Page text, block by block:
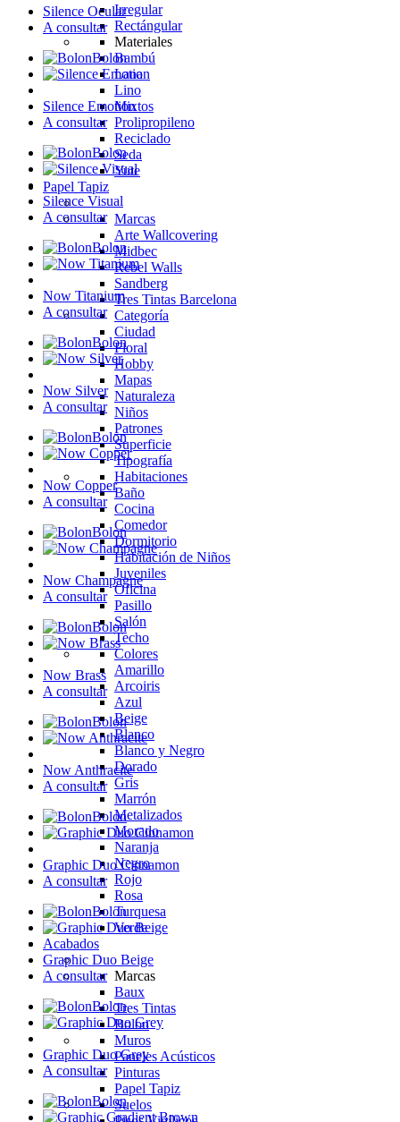
Irregular
Rectángular
Materiales
Bambú
Lana
Lino
Mixtos
Prolipropileno
Reciclado
Seda
Yute
Papel Tapiz
Marcas
Arte Wallcovering
Midbec
Rebel Walls
Sandberg
Tres Tintas Barcelona
Categoría
Ciudad
Floral
Hobby
Mapas
Naturaleza
Niños
Patrones
Superficie
Tipografía
Habitaciones
Baño
Cocina
Comedor
Dormitorio
Habitación de Niños
Juveniles
Oficina
Pasillo
Salón
Techo
Colores
Amarillo
Arcoiris
Azul
Beige
Blanco
Blanco y Negro
Dorado
Gris
Marrón
Metalizados
Morado
Naranja
Negro
Rojo
Rosa
Turquesa
Verde
Acabados
Marcas
Baux
Tres Tintas
Bolon
Muros
Paneles Acústicos
Pinturas
Papel Tapiz
Suelos
Silence Ocular
A consultar
Bolon
Silence Emotion
A consultar
Bolon
Silence Visual
A consultar
Bolon
Now Titanium
A consultar
Bolon
Now Silver
A consultar
Bolon
Now Copper
A consultar
Bolon
Now Champagne
A consultar
Bolon
Now Brass
A consultar
Bolon
Now Anthracite
A consultar
Bolon
Graphic Duo Cinnamon
A consultar
Bolon
Graphic Duo Beige
A consultar
Bolon
Graphic Duo Grey
A consultar
Bolon